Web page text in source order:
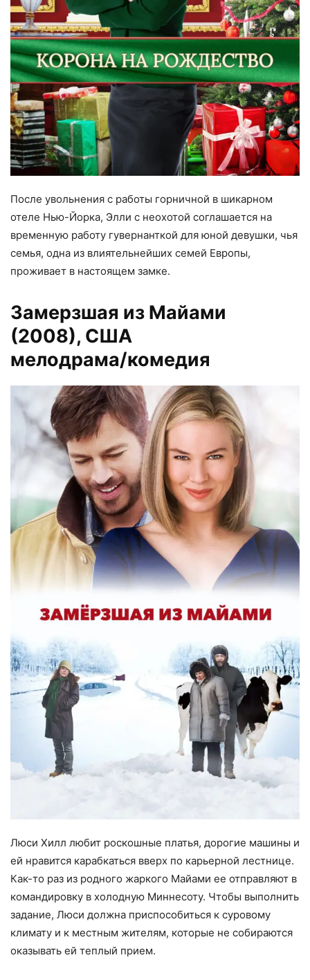
После увольнения с работы горничной в шикарном
отеле Нью-Йорка, Элли с неохотой соглашается на
временную работу гувернанткой для юной девушки, чья
семья, одна из влиятельнейших семей Европы,
проживает в настоящем замке.
Замерзшая из Майами
(2008), США
мелодрама/комедия
Люси Хилл любит роскошные платья, дорогие машины и
ей нравится карабкаться вверх по карьерной лестнице.
Как-то раз из родного жаркого Майами ее отправляют в
командировку в холодную Миннесоту. Чтобы выполнить
задание, Люси должна приспособиться к суровому
климату и к местным жителям, которые не собираются
оказывать ей теплый прием.